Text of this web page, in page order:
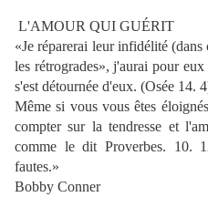
L'AMOUR QUI GUÉRIT
«Je réparerai leur infidélité
les rétrogrades», j'aurai pour
s'est détournée d'eux. (Osée 14.
Même si vous vous êtes
compter sur la tendresse et
comme le dit Proverbes. 10.
fautes.»
Bobby Conner